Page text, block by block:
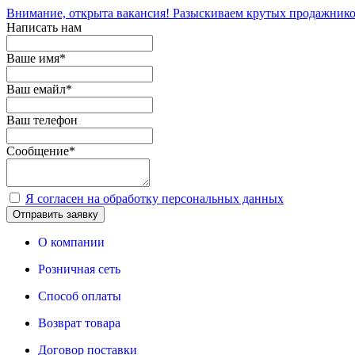
Внимание, открыта вакансия! Разыскиваем крутых
Написать нам
Ваше имя*
Ваш емайл*
Ваш телефон
Сообщение*
Я согласен на обработку персональных данных
Отправить заявку
О компании
Розничная сеть
Способ оплаты
Возврат товара
Договор поставки